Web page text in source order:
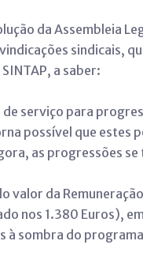
da Assembleia
sindicais,
a saber:
de serviço para
possível que estes
as progressões
valor da
nos 1.380 Euros),
sombra do